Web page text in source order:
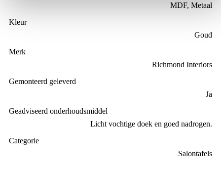
MDF, Metaal
Kleur
Goud
Merk
Richmond Interiors
Gemonteerd geleverd
Ja
Geadviseerd onderhoudsmiddel
Licht vochtige doek en goed nadrogen.
Categorie
Salontafels